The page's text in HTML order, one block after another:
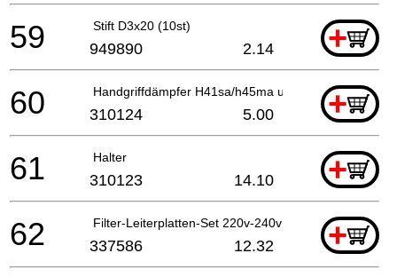
Stift D3x20 (10st) +
59 949890 2.14
Handgriffdämpfer H41sa/h45ma u.a. H70sa/h45mr
+
60 310124 5.00
Halter +
61 310123 14.10
Filter-Leiterplatten-Set 220v-240v +
62 337586 12.32